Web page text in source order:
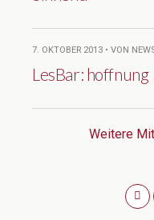
7. OKTOBER 2013 • VON
LesBar: hoffnung
Weitere